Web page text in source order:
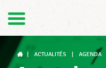
ACTUALITÉS AGENDA